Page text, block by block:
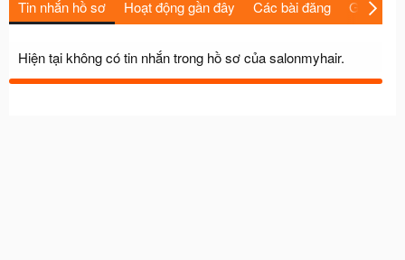
Tin nhắn hồ sơ Hoạt động gần đây Các bài đăng Giới thiệu
Hiện tại không có tin nhắn trong hồ sơ của salonmyhair.